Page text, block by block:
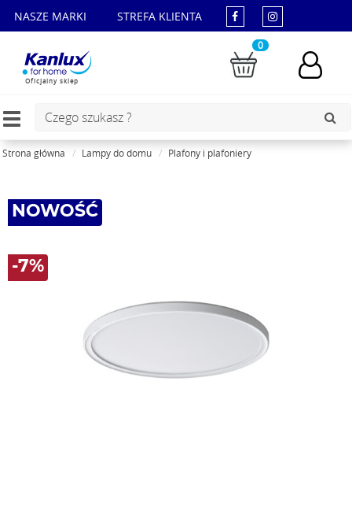
NASZE MARKI STREFA KLIENTA
Oficjalny sklep
0
Toggle
Strona główna Lampy do domu Plafony i plafoniery
NOWOŚĆ
-7%